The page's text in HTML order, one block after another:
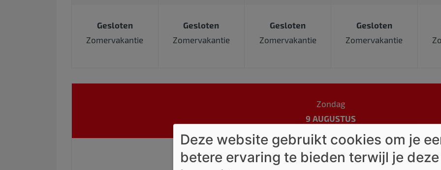
Gesloten
Zomervakantie
Gesloten
Zomervakantie
Gesloten
Zomervakantie
Gesloten
Zomervakantie
Zondag
9 AUGUSTUS
Gesloten
Deze website gebruikt cookies om je
betere ervaring te bieden terwijl je